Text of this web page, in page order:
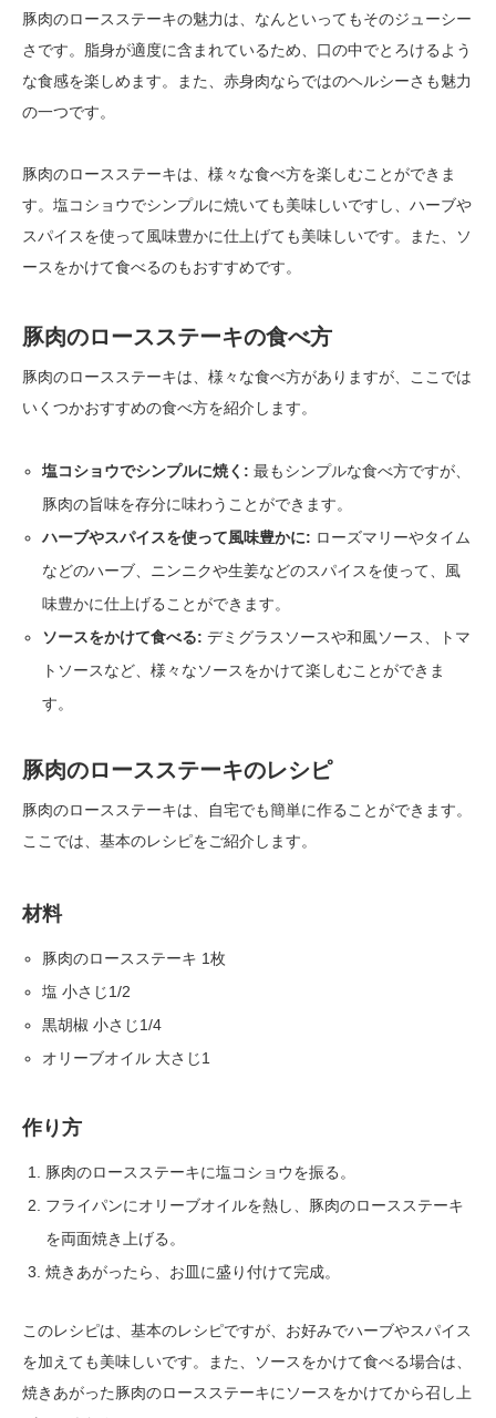
豚肉のロースステーキの魅力は、なんといってもそのジューシー
さです。脂身が適度に含まれているため、口の中でとろけるよう
な食感を楽しめます。また、赤身肉ならではのヘルシーさも魅力
の一つです。
豚肉のロースステーキは、様々な食べ方を楽しむことができま
す。塩コショウでシンプルに焼いても美味しいですし、ハーブや
スパイスを使って風味豊かに仕上げても美味しいです。また、ソ
ースをかけて食べるのもおすすめです。
豚肉のロースステーキの食べ方
豚肉のロースステーキは、様々な食べ方がありますが、ここでは
いくつかおすすめの食べ方を紹介します。
塩コショウでシンプルに焼く: 最もシンプルな食べ方ですが、
豚肉の旨味を存分に味わうことができます。
ハーブやスパイスを使って風味豊かに: ローズマリーやタイム
などのハーブ、ニンニクや生姜などのスパイスを使って、風
味豊かに仕上げることができます。
ソースをかけて食べる: デミグラスソースや和風ソース、トマ
トソースなど、様々なソースをかけて楽しむことができま
す。
豚肉のロースステーキのレシピ
豚肉のロースステーキは、自宅でも簡単に作ることができます。
ここでは、基本のレシピをご紹介します。
材料
豚肉のロースステーキ 1枚
塩 小さじ1/2
黒胡椒 小さじ1/4
オリーブオイル 大さじ1
作り方
豚肉のロースステーキに塩コショウを振る。
フライパンにオリーブオイルを熱し、豚肉のロースステーキ
を両面焼き上げる。
焼きあがったら、お皿に盛り付けて完成。
このレシピは、基本のレシピですが、お好みでハーブやスパイス
を加えても美味しいです。また、ソースをかけて食べる場合は、
焼きあがった豚肉のロースステーキにソースをかけてから召し上